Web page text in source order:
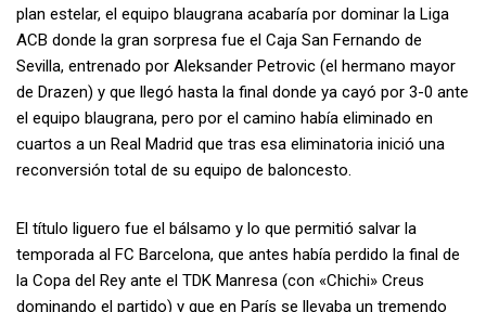
plan estelar, el equipo blaugrana acabaría por dominar la Liga
ACB donde la gran sorpresa fue el Caja San Fernando de
Sevilla, entrenado por Aleksander Petrovic (el hermano mayor
de Drazen) y que llegó hasta la final donde ya cayó por 3-0 ante
el equipo blaugrana, pero por el camino había eliminado en
cuartos a un Real Madrid que tras esa eliminatoria inició una
reconversión total de su equipo de baloncesto.
El título liguero fue el bálsamo y lo que permitió salvar la
temporada al FC Barcelona, que antes había perdido la final de
la Copa del Rey ante el TDK Manresa (con «Chichi» Creus
dominando el partido) y que en París se llevaba un tremendo